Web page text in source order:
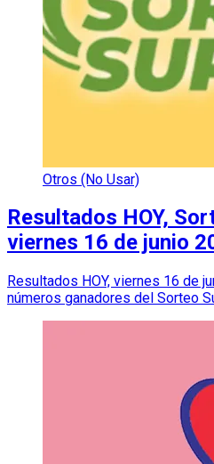
Otros (No Usar)
Resultados HOY,
viernes 16 de junio
Resultados HOY, viernes 16 de
números ganadores del Sorteo